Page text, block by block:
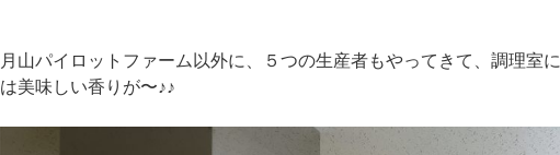
月山パイロットファーム以外に、５つの生産者もやってきて、調理室に
は美味しい香りが〜♪♪